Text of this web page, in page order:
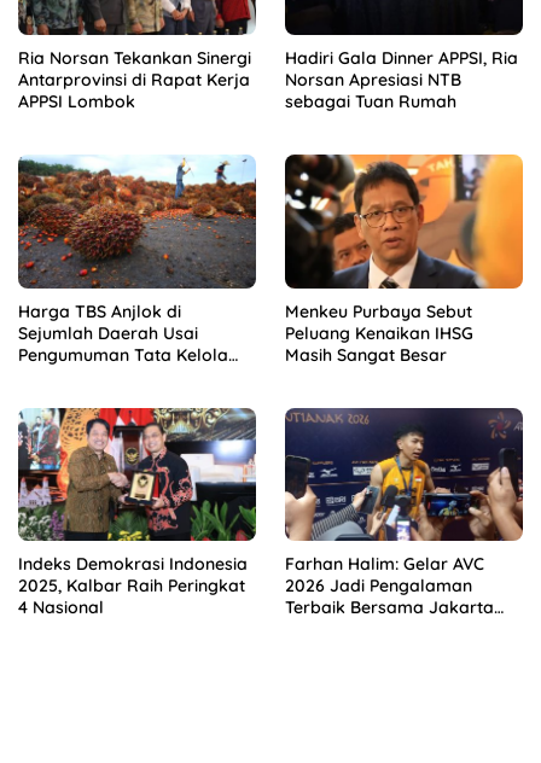
Ria Norsan Tekankan Sinergi
Antarprovinsi di Rapat Kerja
APPSI Lombok
Hadiri Gala Dinner APPSI, Ria
Norsan Apresiasi NTB
sebagai Tuan Rumah
Harga TBS Anjlok di
Sejumlah Daerah Usai
Pengumuman Tata Kelola
Menkeu Purbaya Sebut
Peluang Kenaikan IHSG
Masih Sangat Besar
Indeks Demokrasi Indonesia
2025, Kalbar Raih Peringkat
4 Nasional
Farhan Halim: Gelar AVC
2026 Jadi Pengalaman
Terbaik Bersama Jakarta